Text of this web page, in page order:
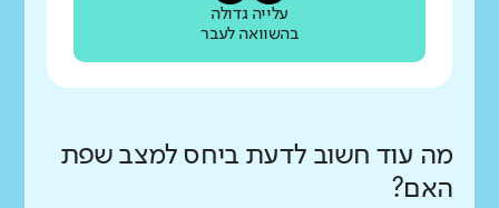
עלייה גדולה
בהשוואה לעבר
מה עוד חשוב לדעת ביחס למצב שפת
האם?